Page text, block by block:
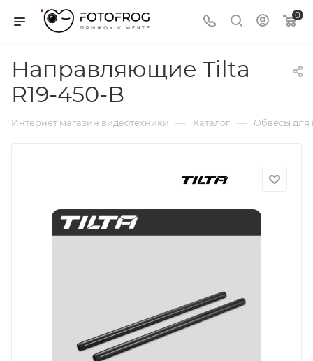
0
Направляющие Tilta
R19-450-B
Интернет магазин видеотехники — Каталог — Обвесы для